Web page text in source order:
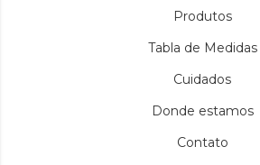
Produtos
Tabla de Medidas
Cuidados
Donde estamos
Contato